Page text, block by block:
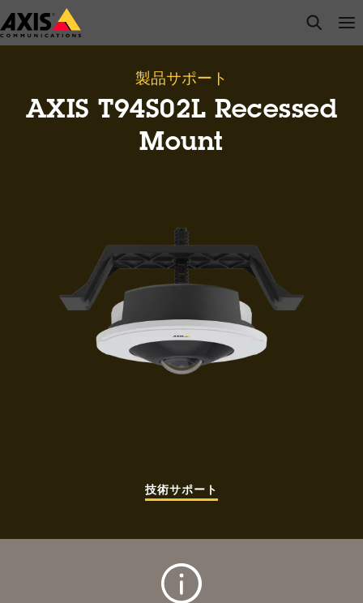
メ
イ
open
製品サポート
AXIS T94S02L Recessed
Mount
技術サポート